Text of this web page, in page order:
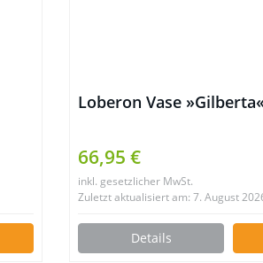
Loberon Vase »Gilberta«
66,95 €
inkl. gesetzlicher MwSt.
Zuletzt aktualisiert am: 7. August
Details